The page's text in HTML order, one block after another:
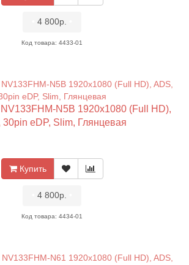
4 800р.
Код товара: 4433-01
N5B 1920x1080 (Full HD),
30pin eDP, Slim, Глянцевая
Купить
4 800р.
Код товара: 4434-01